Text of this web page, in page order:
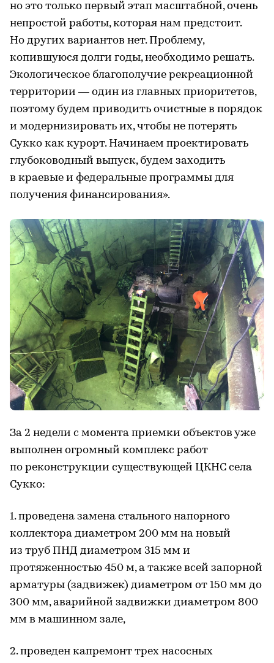
но это только первый этап масштабной, очень
непростой работы, которая нам предстоит.
Но других вариантов нет. Проблему,
копившуюся долги годы, необходимо решать.
Экологическое благополучие рекреационной
территории — один из главных приоритетов,
поэтому будем приводить очистные в порядок
и модернизировать их, чтобы не потерять
Сукко как курорт. Начинаем проектировать
глубоководный выпуск, будем заходить
в краевые и федеральные программы для
получения финансирования».
За 2 недели с момента приемки объектов уже
выполнен огромный комплекс работ
по реконструкции существующей ЦКНС села
Сукко:
1. проведена замена стального напорного
коллектора диаметром 200 мм на новый
из труб ПНД диаметром 315 мм и
протяженностью 450 м, а также всей запорной
арматуры (задвижек) диаметром от 150 мм до
300 мм, аварийной задвижки диаметром 800
мм в машинном зале,
2. проведен капремонт трех насосных